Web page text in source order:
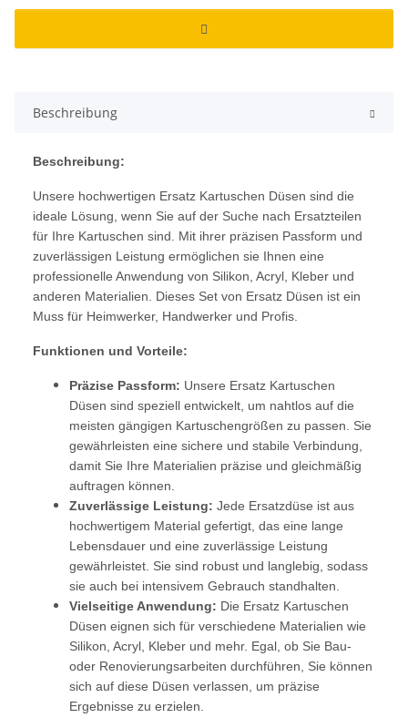
Beschreibung
Beschreibung:
Unsere hochwertigen Ersatz Kartuschen Düsen sind die
ideale Lösung, wenn Sie auf der Suche nach Ersatzteilen
für Ihre Kartuschen sind. Mit ihrer präzisen Passform und
zuverlässigen Leistung ermöglichen sie Ihnen eine
professionelle Anwendung von Silikon, Acryl, Kleber und
anderen Materialien. Dieses Set von Ersatz Düsen ist ein
Muss für Heimwerker, Handwerker und Profis.
Funktionen und Vorteile:
Präzise Passform: Unsere Ersatz Kartuschen
Düsen sind speziell entwickelt, um nahtlos auf die
meisten gängigen Kartuschengrößen zu passen. Sie
gewährleisten eine sichere und stabile Verbindung,
damit Sie Ihre Materialien präzise und gleichmäßig
auftragen können.
Zuverlässige Leistung: Jede Ersatzdüse ist aus
hochwertigem Material gefertigt, das eine lange
Lebensdauer und eine zuverlässige Leistung
gewährleistet. Sie sind robust und langlebig, sodass
sie auch bei intensivem Gebrauch standhalten.
Vielseitige Anwendung: Die Ersatz Kartuschen
Düsen eignen sich für verschiedene Materialien wie
Silikon, Acryl, Kleber und mehr. Egal, ob Sie Bau-
oder Renovierungsarbeiten durchführen, Sie können
sich auf diese Düsen verlassen, um präzise
Ergebnisse zu erzielen.